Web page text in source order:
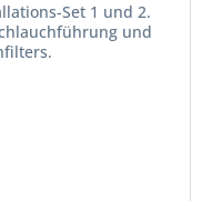
Set 1 und 2.
und